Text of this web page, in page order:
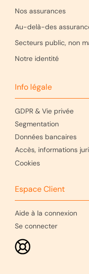
Nos assurances
Au-delà-des
Secteurs public, non
Notre identité
Info légale
GDPR & Vie privée
Segmentation
Données bancaires
Accès, informations
Cookies
Espace Client
Aide à la connexion
Se connecter